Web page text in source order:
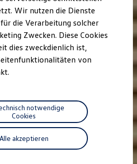
und Checks
und Flüssigkeiten
Reifen
und Unfallhilfe
Service
Teile
Zubehör
Ladekabel
Ihr Modell finden
Apps, Login und Shop
Fahrzeug verbinden
Wir nutzen die Dienste
die Verarbeitung solcher
Zwecken. Diese Cookies
dies zweckdienlich ist,
von
Alle akzeptieren
notwendige
Cookies